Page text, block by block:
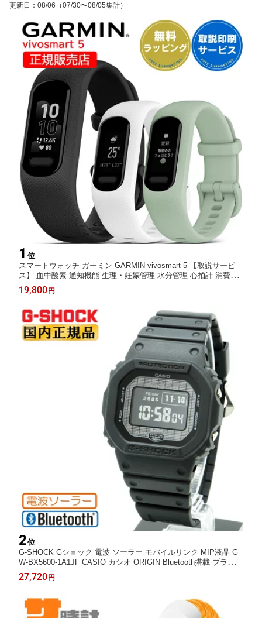
更新日 ： 08/06 （07/30〜08/05集計）
1 位
スマートウォッチ ガーミン GARMIN vivosmart 5 【取説サービ
ス】 血中酸素 通知機能 生理・妊娠管理 水分管理 心拍計 消費カ
ロリー ダイエット 防水 カレンダー タッチスクリーン ランニング
ウォーキング ヨガ 水泳 【在庫あり】
19,800円
2位
G-SHOCK Gショック 電波 ソーラー モバイルリンク MIP液晶 G
W-BX5600-1A1JF CASIO カシオ ORIGIN Bluetooth搭載 ブラック
反転液晶 メンズ 腕時計 （GWBX56001A1JF）
27,720円